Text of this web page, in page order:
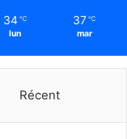
34 ℃
lun
37 ℃
mar
Récent